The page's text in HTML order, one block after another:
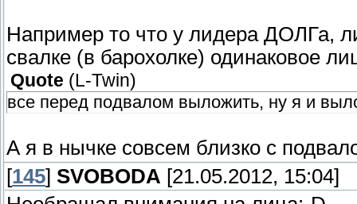
Например то что у лидера ДОЛГа,
свалке (в барохолке) одинаковое
Quote (L-Twin)
все перед подвалом выложить, ну я и
А я в нычке совсем близко с
[145] SVOBODA [21.05.2012, 15:04]